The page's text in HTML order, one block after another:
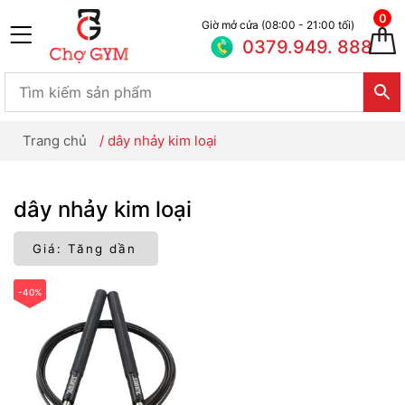
Giờ mở cửa (08:00 - 21:00 tối)
0379.949. 888
0
Trang chủ / dây nhảy kim loại
dây nhảy kim loại
-40%